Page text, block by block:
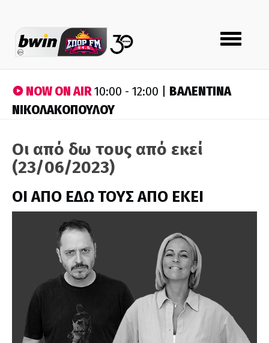
Toggle
navigation
NOW ON AIR10:00 - 12:00 | ΒΑΛΕΝΤΙΝΑ
ΝΙΚΟΛΑΚΟΠΟΥΛΟΥ
Οι από δω τους από εκεί
(23/06/2023)
ΟΙ ΑΠΟ ΕΔΩ ΤΟΥΣ ΑΠΟ ΕΚΕΙ